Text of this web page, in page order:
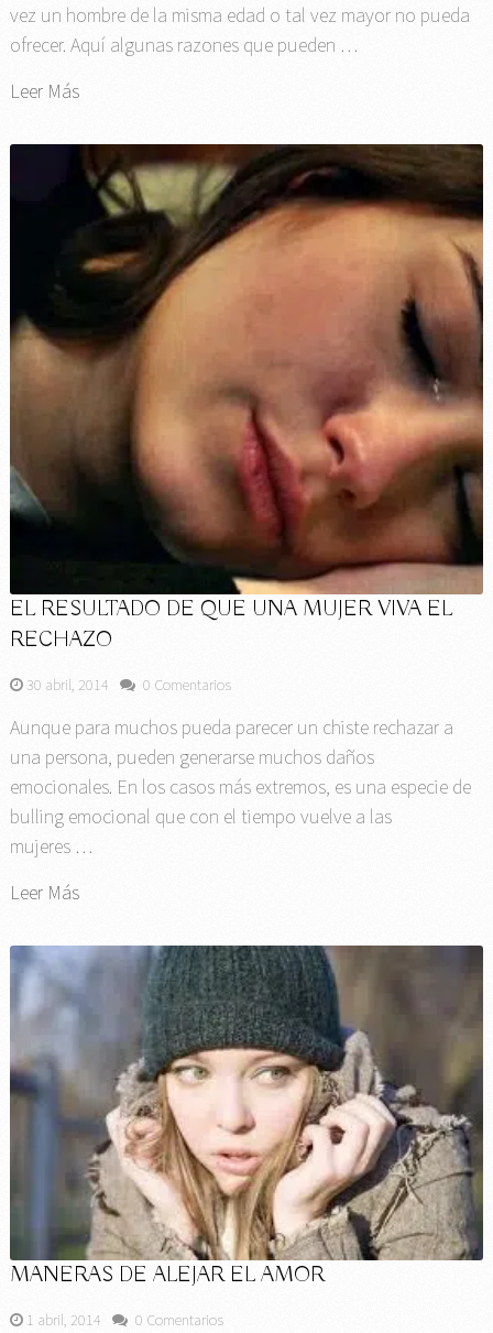
vez un hombre de la misma edad o tal vez mayor no pueda
ofrecer. Aquí algunas razones que pueden …
Leer Más
EL RESULTADO DE QUE UNA MUJER VIVA EL
RECHAZO
30 abril, 2014 0 Comentarios
Aunque para muchos pueda parecer un chiste rechazar a
una persona, pueden generarse muchos daños
emocionales. En los casos más extremos, es una especie de
bulling emocional que con el tiempo vuelve a las
mujeres …
Leer Más
MANERAS DE ALEJAR EL AMOR
1 abril, 2014 0 Comentarios